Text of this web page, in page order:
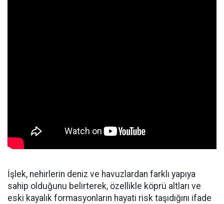
İşlek, nehirlerin deniz ve havuzlardan farklı yapıya
sahip olduğunu belirterek, özellikle köprü altları ve
eski kayalık formasyonların hayati risk taşıdığını ifade